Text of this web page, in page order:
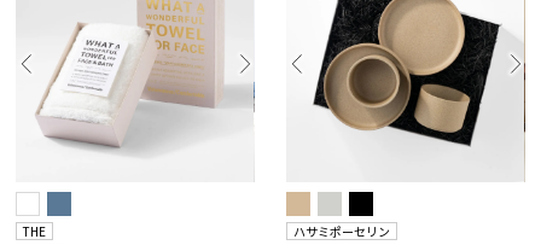
THE ハサミポーセリン